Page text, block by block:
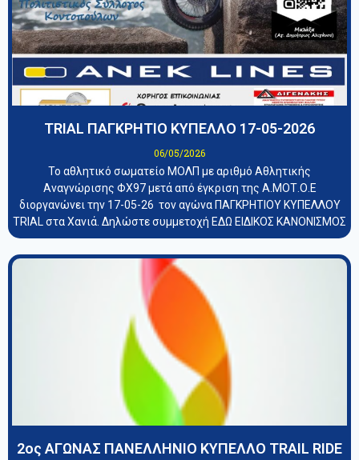
TRIAL ΠΑΓΚΡΗΤΙΟ ΚΥΠΕΛΛΟ 17-05-2026
06/05/2026
Το αθλητικό σωματείο ΜΟΛΠ με αριθμό Αθλητικής
Αναγνώρισης ΦΧ97 μετά από έγκριση της Α.ΜΟΤ.Ο.Ε
διοργανώνει την 17-05-26 τον αγώνα ΠΑΓΚΡΗΤΙΟΥ ΚΥΠΕΛΛΟΥ
TRIAL στα Χανιά. Δηλώστε συμμετοχή ΕΔΩ ΕΙΔΙΚΟΣ ΚΑΝΟΝΙΣΜΟΣ
2ος ΑΓΩΝΑΣ ΠΑΝΕΛΛΗΝΙΟ ΚΥΠΕΛΛΟ TRAIL RIDE